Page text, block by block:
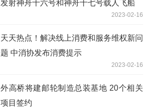
发射神舟十六号和神舟十七号载人飞船
2023-02-16
天天热点！解决线上消费和服务维权新问
题 中消协发布消费提示
2023-02-16
外高桥将建邮轮制造总装基地 20个相关
项目签约